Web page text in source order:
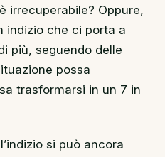
irrecuperabile? Oppure,
indizio che ci porta a
più, seguendo delle
possa
trasformarsi in un 7 in
si può ancora